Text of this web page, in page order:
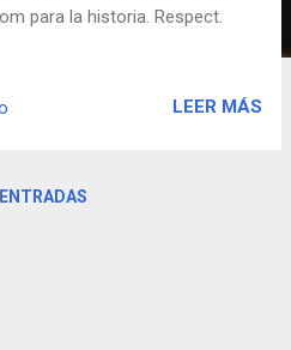
para la historia. Respect.
LEER MÁS